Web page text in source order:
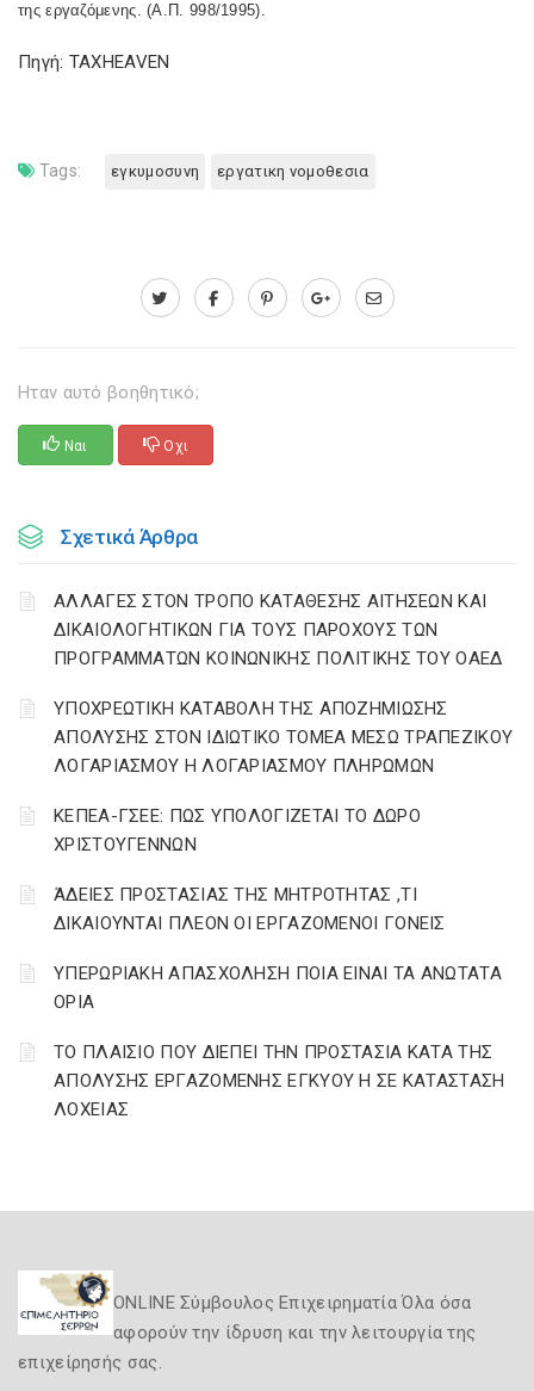
της εργαζόμενης. (Α.Π. 998/1995).
Πηγή: TAXHEAVEN
Tags: εγκυμοσυνη εργατικη νομοθεσια
Ηταν αυτό βοηθητικό;
Ναι Οχι
Σχετικά Άρθρα
ΑΛΛΑΓΕΣ ΣΤΟΝ ΤΡΟΠΟ ΚΑΤΑΘΕΣΗΣ ΑΙΤΗΣΕΩΝ ΚΑΙ
ΔΙΚΑΙΟΛΟΓΗΤΙΚΩΝ ΓΙΑ ΤΟΥΣ ΠΑΡΟΧΟΥΣ ΤΩΝ
ΠΡΟΓΡΑΜΜΑΤΩΝ ΚΟΙΝΩΝΙΚΗΣ ΠΟΛΙΤΙΚΗΣ ΤΟΥ ΟΑΕΔ
YΠΟΧΡΕΩΤΙΚΗ ΚΑΤΑΒΟΛΗ ΤΗΣ ΑΠΟΖΗΜΙΩΣΗΣ
ΑΠΟΛΥΣΗΣ ΣΤΟΝ ΙΔΙΩΤΙΚΟ ΤΟΜΕΑ ΜΕΣΩ ΤΡΑΠΕΖΙΚΟΥ
ΛΟΓΑΡΙΑΣΜΟΥ Η ΛΟΓΑΡΙΑΣΜΟΥ ΠΛΗΡΩΜΩΝ
ΚΕΠΕΑ-ΓΣΕΕ: ΠΩΣ ΥΠΟΛΟΓΙΖΕΤΑΙ ΤΟ ΔΩΡΟ
ΧΡΙΣΤΟΥΓΕΝΝΩΝ
ΆΔΕΙΕΣ ΠΡΟΣΤΑΣΙΑΣ ΤΗΣ ΜΗΤΡΟΤΗΤΑΣ ,ΤΙ
ΔΙΚΑΙΟΥΝΤΑΙ ΠΛΕΟΝ ΟΙ ΕΡΓΑΖΟΜΕΝΟΙ ΓΟΝΕΙΣ
ΥΠΕΡΩΡΙΑΚΗ ΑΠΑΣΧΟΛΗΣΗ ΠΟΙΑ ΕΙΝΑΙ ΤΑ ΑΝΩΤΑΤΑ
ΟΡΙΑ
ΤΟ ΠΛΑΙΣΙΟ ΠΟΥ ΔΙΕΠΕΙ ΤΗΝ ΠΡΟΣΤΑΣΙΑ ΚΑΤΑ ΤΗΣ
ΑΠΟΛΥΣΗΣ ΕΡΓΑΖΟΜΕΝΗΣ ΕΓΚΥΟΥ Η ΣΕ ΚΑΤΑΣΤΑΣΗ
ΛΟΧΕΙΑΣ
ONLINE Σύμβουλος Επιχειρηματία Όλα όσα
αφορούν την ίδρυση και την λειτουργία της
επιχείρησής σας.